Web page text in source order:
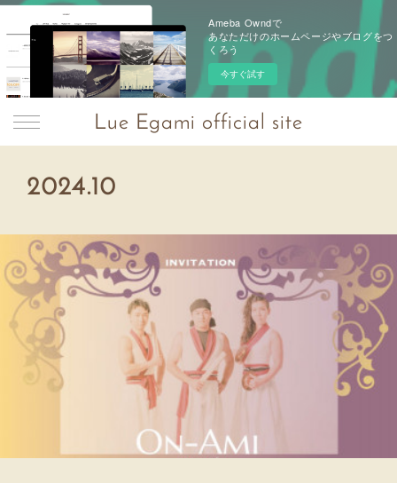
Ameba Owndで
あなただけのホームページやブログをつ
くろう
今すぐ試す
Lue Egami official site
2024.10